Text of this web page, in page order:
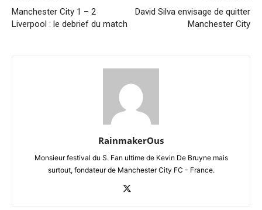
Manchester City 1 – 2
Liverpool : le debrief du match
David Silva envisage de quitter
Manchester City
RainmakerOus
Monsieur festival du S. Fan ultime de Kevin De Bruyne mais
surtout, fondateur de Manchester City FC - France.